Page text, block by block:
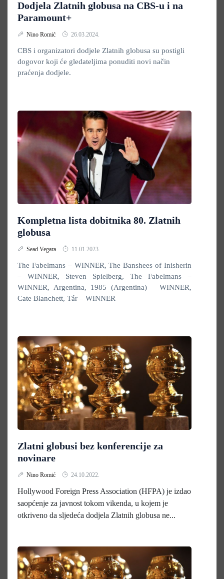
Dodjela Zlatnih globusa na CBS-u i na
Paramount+
Nino Romić 26.03.2024.
CBS i organizatori dodjele Zlatnih globusa su postigli
dogovor koji će gledateljima ponuditi novi način
praćenja dodjele.
Kompletna lista dobitnika 80. Zlatnih
globusa
Sead Vegara 11.01.2023.
The Fabelmans – WINNER, The Banshees of Inisherin
– WINNER, Steven Spielberg, The Fabelmans –
WINNER, Argentina, 1985 (Argentina) – WINNER,
Cate Blanchett, Tár – WINNER
Zlatni globusi bez konferencije za
novinare
Nino Romić 24.10.2022.
Hollywood Foreign Press Association (HFPA) je izdao
saopćenje za javnost tokom vikenda, u kojem je
otkriveno da sljedeća dodjela Zlatnih globusa ne...